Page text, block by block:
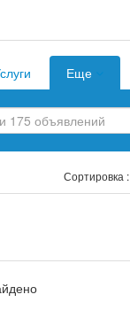
Еще
Сортировка :